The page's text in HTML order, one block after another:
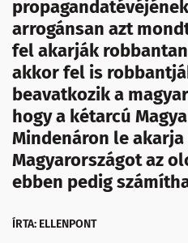
arrogánsan azt
fel akarják
akkor fel is
beavatkozik a
hogy a kétarcú
Mindenáron le
Magyarországot az
ebben pedig
ÍRTA: ELLENPONT